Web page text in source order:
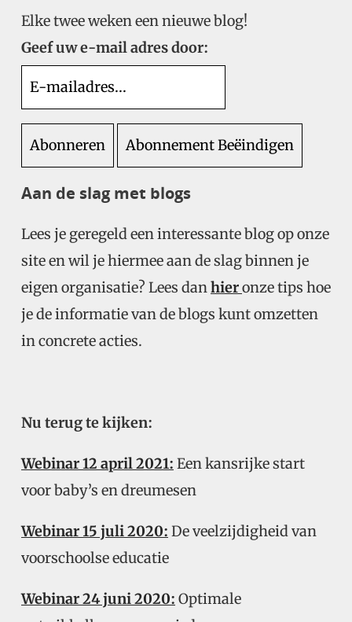
Elke twee weken een nieuwe blog!
Geef uw e-mail adres door:
Aan de slag met blogs
Lees je geregeld een interessante blog op onze
site en wil je hiermee aan de slag binnen je
eigen organisatie? Lees danhieronze tips hoe
je de informatie van de blogs kunt omzetten
in concrete acties.
Nu terug te kijken:
Webinar 12 april 2021: Een kansrijke start
voor baby’s en dreumesen
Webinar 15 juli 2020: De veelzijdigheid van
voorschoolse educatie
Webinar 24 juni 2020: Optimale